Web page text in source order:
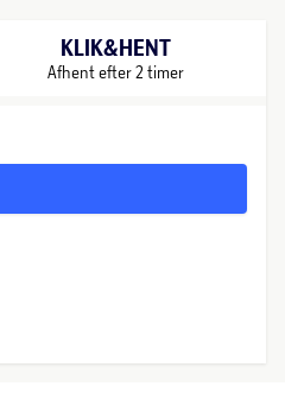
KLIK&HENT
Afhent efter 2 timer